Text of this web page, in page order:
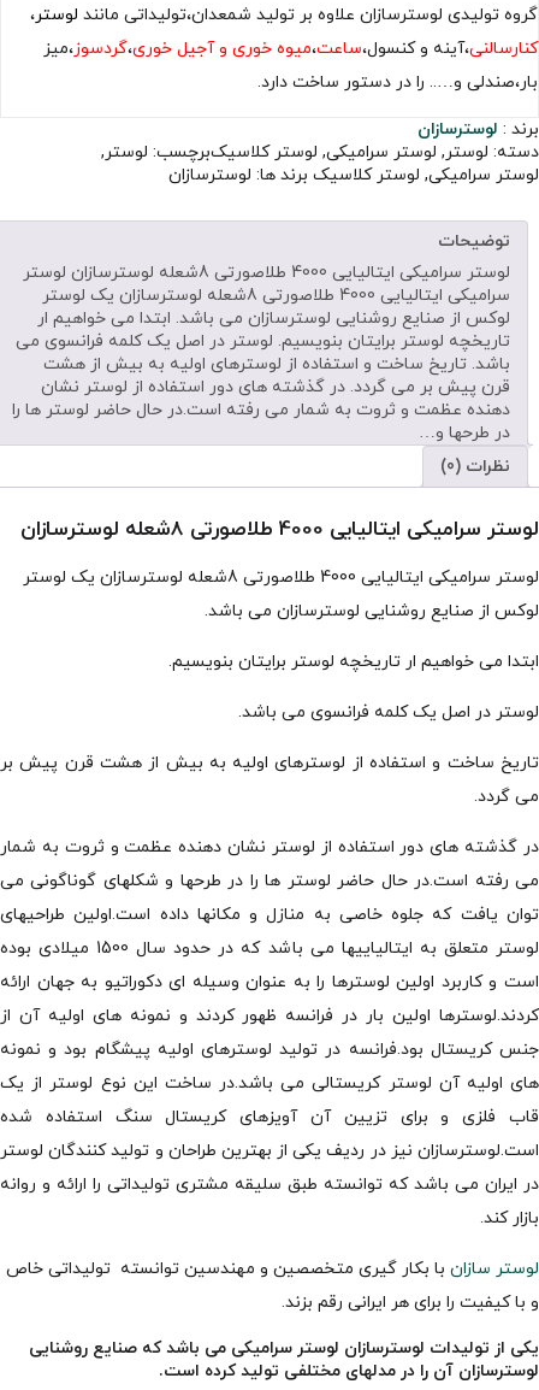
گروه تولیدی لوسترسازان علاوه بر تولید شمعدان،تولیداتی مانند لوستر،
کنارسالنی،آینه و کنسول،ساعت،میوه خوری و آجیل خوری،گردسوز،میز
بار،صندلی و….. را در دستور ساخت دارد.
برند : لوسترسازان
دسته: لوستر, لوستر سرامیکی, لوستر کلاسیکبرچسب: لوستر,
لوستر سرامیکی, لوستر کلاسیک برند ها: لوسترسازان
توضیحات
لوستر سرامیکی ایتالیایی 4000 طلاصورتی 8شعله لوسترسازان لوستر
سرامیکی ایتالیایی 4000 طلاصورتی 8شعله لوسترسازان یک لوستر
لوکس از صنایع روشنایی لوسترسازان می باشد. ابتدا می خواهیم ار
تاریخچه لوستر برایتان بنویسیم. لوستر در اصل یک کلمه فرانسوی می
باشد. تاریخ ساخت و استفاده از لوسترهای اولیه به بیش از هشت
قرن پیش بر می گردد. در گذشته های دور استفاده از لوستر نشان
دهنده عظمت و ثروت به شمار می رفته است.در حال حاضر لوستر ها را
در طرحها و…
نظرات (0)
لوستر سرامیکی ایتالیایی 4000 طلاصورتی 8شعله لوسترسازان
لوستر سرامیکی ایتالیایی 4000 طلاصورتی 8شعله لوسترسازان یک لوستر
لوکس از صنایع روشنایی لوسترسازان می باشد.
ابتدا می خواهیم ار تاریخچه لوستر برایتان بنویسیم.
لوستر در اصل یک کلمه فرانسوی می باشد.
تاریخ ساخت و استفاده از لوسترهای اولیه به بیش از هشت قرن پیش بر
می گردد.
در گذشته های دور استفاده از لوستر نشان دهنده عظمت و ثروت به شمار
می رفته است.در حال حاضر لوستر ها را در طرحها و شکلهای گوناگونی می
توان یافت که جلوه خاصی به منازل و مکانها داده است.اولین طراحیهای
لوستر متعلق به ایتالیاییها می باشد که در حدود سال 1500 میلادی بوده
است و کاربرد اولین لوسترها را به عنوان وسیله ای دکوراتیو به جهان ارائه
کردند.لوسترها اولین بار در فرانسه ظهور کردند و نمونه های اولیه آن از
جنس کریستال بود.فرانسه در تولید لوسترهای اولیه پیشگام بود و نمونه
های اولیه آن لوستر کریستالی می باشد.در ساخت این نوع لوستر از یک
قاب فلزی و برای تزیین آن آویزهای کریستال سنگ استفاده شده
است.لوسترسازان نیز در ردیف یکی از بهترین طراحان و تولید کنندگان لوستر
در ایران می باشد که توانسته طبق سلیقه مشتری تولیداتی را ارائه و روانه
بازار کند.
لوستر سازان با بکار گیری متخصصین و مهندسین توانسته تولیداتی خاص
و با کیفیت را برای هر ایرانی رقم بزند.
یکی از تولیدات لوسترسازان لوستر سرامیکی می باشد که صنایع روشنایی
لوسترسازان آن را در مدلهای مختلفی تولید کرده است.